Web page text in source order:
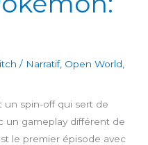
/ Narratif, Open World
un spin-off qui sert de
un gameplay différent de
le premier épisode avec